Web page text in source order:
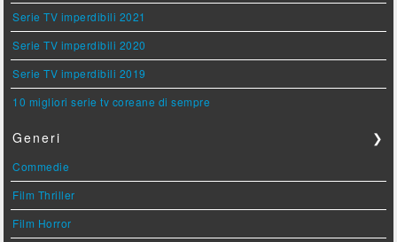
Serie TV imperdibili 2021
Serie TV imperdibili 2020
Serie TV imperdibili 2019
10 migliori serie tv coreane di sempre
Generi ❯
Commedie
Film Thriller
Film Horror